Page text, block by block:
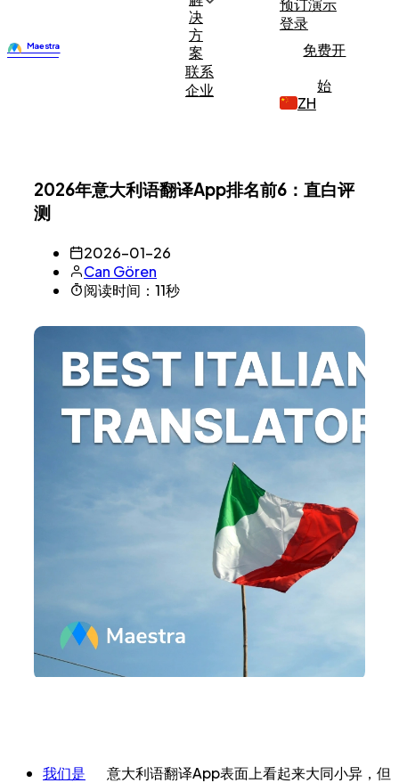
决
方
案
联系
企业
预订演示
登录
免费开
始
ZH
2026年意大利语翻译App排名前6：直白评
测
2026-01-26
Can Gören
阅读时间：11秒
我们是
意大利语翻译App表面上看起来大同小异，但